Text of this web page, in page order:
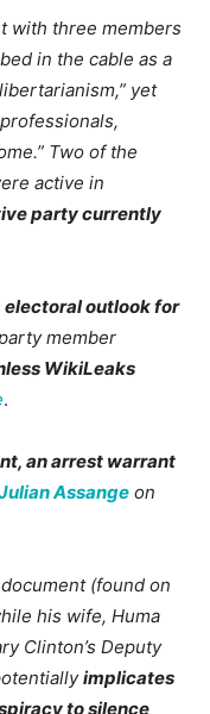
with three members
in the cable as a
yet
Two of the
active in
party currently
electoral outlook for
member
WikiLeaks
.
an arrest warrant
Assange on
(found on
his wife, Huma
Clinton’s Deputy
implicates
to silence